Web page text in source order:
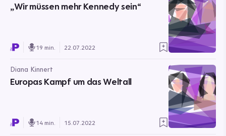
„Wir müssen mehr Kennedy sein“
19 min. 22.07.2022
Diana Kinnert
Europas Kampf um das Weltall
14 min. 15.07.2022